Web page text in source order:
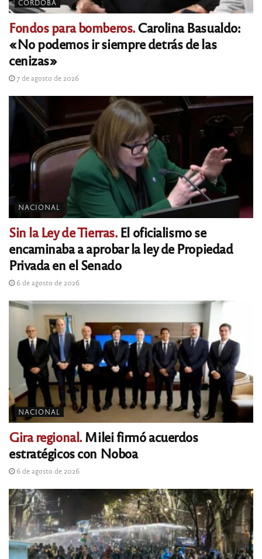
CÓRDOBA
Fondos para bomberos.Carolina Basualdo:
«No podemos ir siempre detrás de las
cenizas»
7 de agosto de 2026
NACIONAL
Sin la Ley de Tierras.El oficialismo se
encaminaba a aprobar la ley de Propiedad
Privada en el Senado
6 de agosto de 2026
NACIONAL
Gira regional.Milei firmó acuerdos
estratégicos con Noboa
6 de agosto de 2026